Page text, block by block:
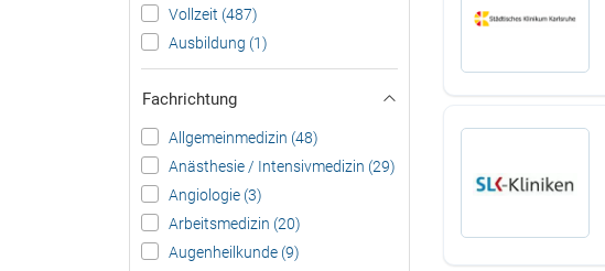
Vollzeit (487)
Ausbildung (1)
Fachrichtung
Allgemeinmedizin (48)
Anästhesie / Intensivmedizin (29)
Angiologie (3)
Arbeitsmedizin (20)
Augenheilkunde (9)